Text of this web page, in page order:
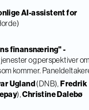
AI-assistent for
finansnæring" -
og perspektiver
kommer.
Ugland(DNB),Fredrik
),Christine Dalebø